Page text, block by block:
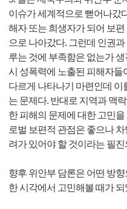
이슈가 세계적으로 뻗어나갔
해자 또는 희생자가 되어 보
으로 나아갔다. 그런데 인권
루는 것에 부족함은 없는가
시 성폭력에 노출된 피해자
다르게 나타나기 마련인데
는 문제다. 반대로 지역과 맥
한 피해의 문제에 대한 고민
로벌 보편적 관점은 좋으나
려가 있어야 할 것이라는 필
향후 위안부 담론은 어떤 방
한 시각에서 고민해볼 때가